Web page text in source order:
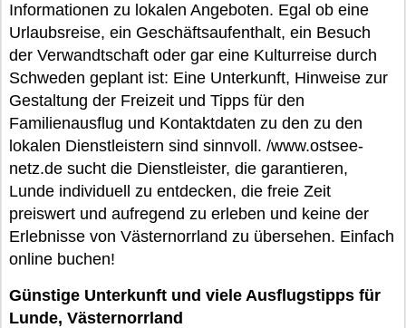
Informationen zu lokalen Angeboten. Egal ob eine
Urlaubsreise, ein Geschäftsaufenthalt, ein Besuch
der Verwandtschaft oder gar eine Kulturreise durch
Schweden geplant ist: Eine Unterkunft, Hinweise zur
Gestaltung der Freizeit und Tipps für den
Familienausflug und Kontaktdaten zu den zu den
lokalen Dienstleistern sind sinnvoll. /www.ostsee-
netz.de sucht die Dienstleister, die garantieren,
Lunde individuell zu entdecken, die freie Zeit
preiswert und aufregend zu erleben und keine der
Erlebnisse von Västernorrland zu übersehen. Einfach
online buchen!
Günstige Unterkunft und viele Ausflugstipps für
Lunde, Västernorrland